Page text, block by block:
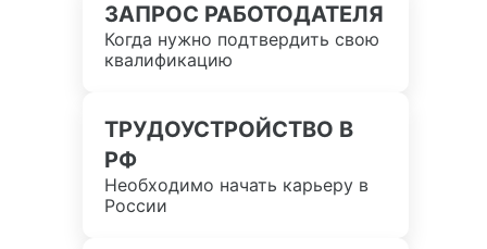
ЗАПРОС РАБОТОДАТЕЛЯ
Когда нужно подтвердить свою
квалификацию
ТРУДОУСТРОЙСТВО В
РФ
Необходимо начать карьеру в
России